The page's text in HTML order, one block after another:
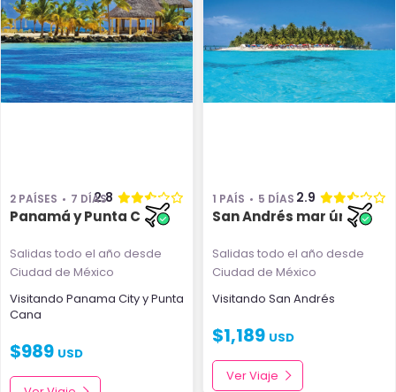
2 PAÍSES 7 DÍAS
2.8
Panamá y Punta Cana
Salidas todo el año desde
Ciudad de México
Visitando Panama CityyPunta
Cana
$989 USD
1 PAÍS 5 DÍAS 2.9
San Andrés mar único
Salidas todo el año desde
Ciudad de México
Visitando San Andrés
$1,189 USD
Ver Viaje